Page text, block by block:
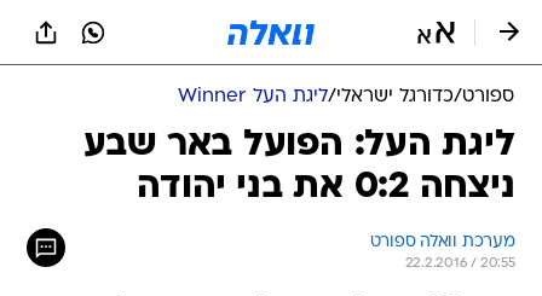
ספורט/כדורגל ישראלי/ליגת העל Winner
ליגת העל: הפועל באר שבע
ניצחה 0:2 את בני יהודה
מערכת וואלה ספורט
22.2.2016 / 20:55